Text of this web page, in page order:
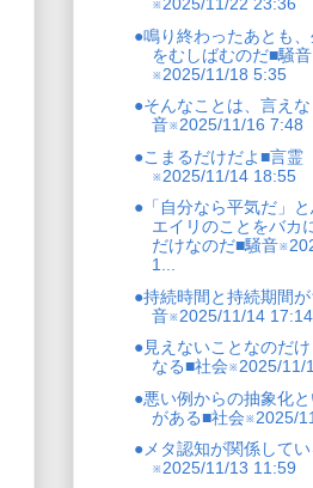
●鳴り終わったあとも
をむしばむのだ■騒音
※2025/11/18 5:35
●そんなことは、言え
音※2025/11/16 7:48
●こまるだけだよ■言霊
※2025/11/14 18:55
●「自分なら平気だ」と
エイリのことをバカ
だけなのだ■騒音
1...
●持続時間と持続期間
音※2025/11/14 17:14
●見えないことなのだけ
なる■社会※2025/11/
●悪い例からの抽象化
がある■社会※2025/
●メタ認知が関係して
※2025/11/13 11:59